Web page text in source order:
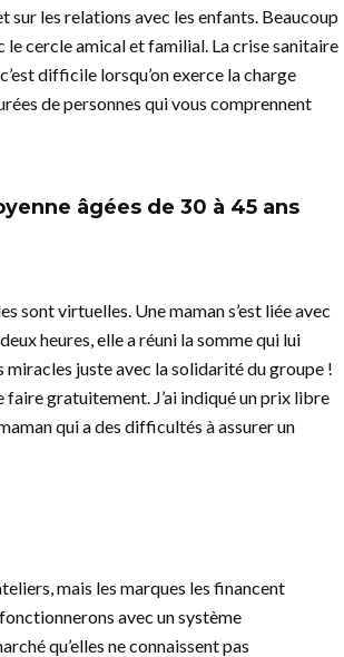
sur les relations avec les enfants. Beaucoup
cercle amical et familial. La crise sanitaire
difficile lorsqu’on exerce la charge
de personnes qui vous comprennent
âgées de 30 à 45 ans
sont virtuelles. Une maman s’est liée avec
heures, elle a réuni la somme qui lui
juste avec la solidarité du groupe !
faire gratuitement. J’ai indiqué un prix libre
qui a des difficultés à assurer un
mais les marques les financent
avec un système
qu’elles ne connaissent pas